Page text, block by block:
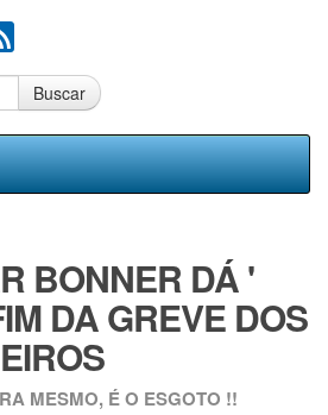
Buscar
BONNER DÁ '
DA GREVE DOS
MESMO, É O ESGOTO !!